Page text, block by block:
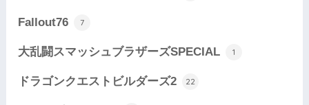
Fallout76 7
大乱闘スマッシュブラザーズSPECIAL 1
ドラゴンクエストビルダーズ2 22